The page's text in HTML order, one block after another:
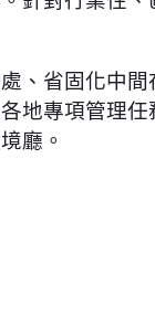
、省固化中
地專項管理
廳。